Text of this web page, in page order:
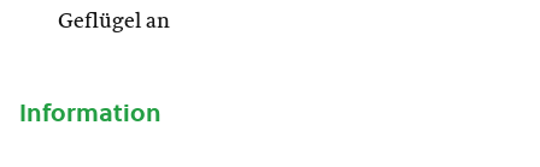
Geflügel an
Information